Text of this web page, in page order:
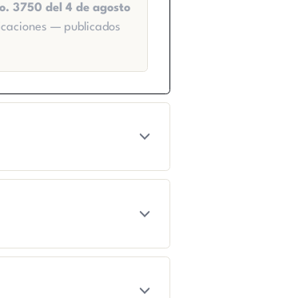
3750 del 4 de agosto
— publicados